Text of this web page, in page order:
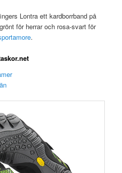
Lontra ett kardborrband på
för herrar och rosa-svart för
.